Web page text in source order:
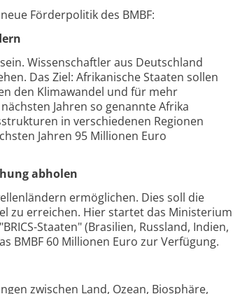
Förderpolitik des BMBF:
Wissenschaftler aus Deutschland
Das Ziel: Afrikanische Staaten sollen
den Klimawandel und für mehr
Jahren so genannte Afrika
in verschiedenen Regionen
Jahren 95 Millionen Euro
abholen
ermöglichen. Dies soll die
zu erreichen. Hier startet das Ministerium
Staaten" (Brasilien, Russland, Indien,
BMBF 60 Millionen Euro zur Verfügung.
zwischen Land, Ozean, Biosphäre,